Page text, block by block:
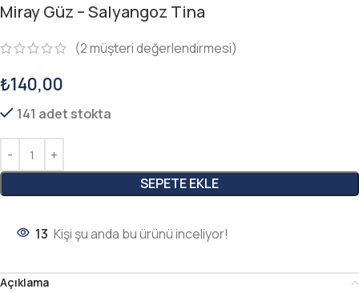
Miray Güz – Salyangoz Tina
(2müşteri değerlendirmesi)
₺140,00
141 adet stokta
SEPETE EKLE
13 Kişi şu anda bu ürünü inceliyor!
Açıklama